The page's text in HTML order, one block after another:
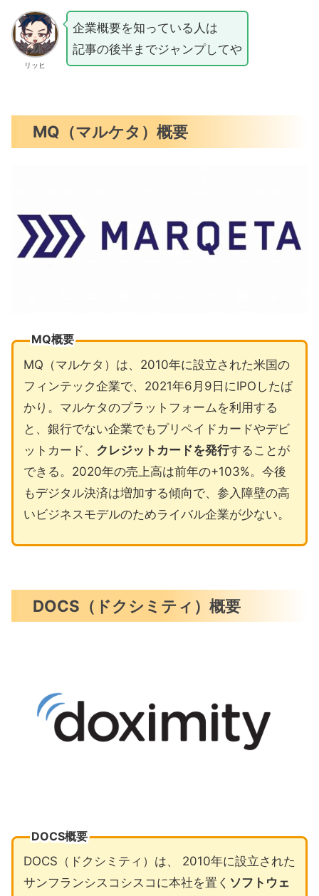
リッヒ
企業概要を知っている人は
記事の後半までジャンプしてや
MQ（マルケタ）概要
MQ概要
MQ（マルケタ）は、2010年に設立された米国の
フィンテック企業で、2021年6月9日にIPOしたば
かり。マルケタのプラットフォームを利用する
と、銀行でない企業でもプリペイドカードやデビ
ットカード、 クレジットカードを発行することが
できる。2020年の売上高は前年の+103%。今後
もデジタル決済は増加する傾向で、参入障壁の高
いビジネスモデルのためライバル企業が少ない。
DOCS（ドクシミティ）概要
DOCS概要
DOCS（ドクシミティ）は、 2010年に設立された
サンフランシスコシスコに本社を置く ソフトウェ